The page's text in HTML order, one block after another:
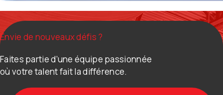
Envie de nouveaux défis ?
Faites partie d’une équipe passionnée
où votre talent fait la différence.